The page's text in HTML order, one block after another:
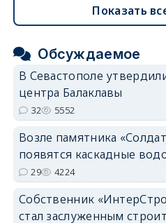
Показать
Обсуждаемое
В Севастополе
центра Балаклавы
32 5552
Возле памятника
появятся каскадные
29 4224
Собственник
стал заслуженным